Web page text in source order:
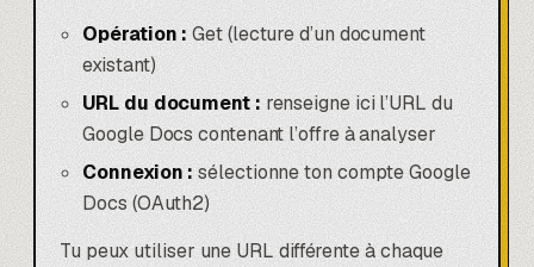
Opération : Get (lecture d’un document
existant)
URL du document :renseigne ici l’URL du
Google Docs contenant l’offre à analyser
Connexion :sélectionne ton compte Google
Docs (OAuth2)
Tu peux utiliser une URL différente à chaque